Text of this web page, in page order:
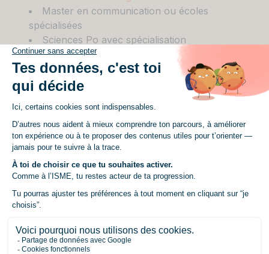
Master en communication ou écoles
spécialisées
Sciences Po avec spécialisation
communication
Écoles de commerce orientées
communication
Ces diplômes principaux structurent votre
parcours académique.
D’abord, le BTS Communication pose les
fondamentaux théoriques et pratiques du métier.
Ensuite, les licences professionnelles
approfondissent votre expertise sectorielle. Le
Bachelor Marketing et Communication combine
communication moderne. Enfin, les masters et
écoles reconnues élargissent votre vision